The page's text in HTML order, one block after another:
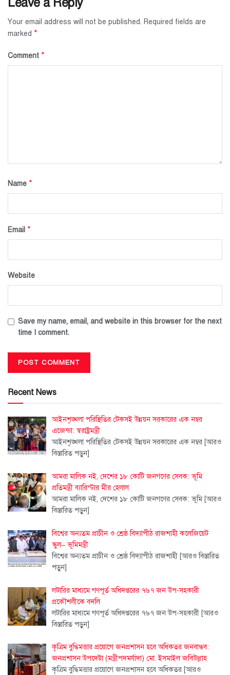
Your email address will not be published. Required fields are
marked *
Comment *
Name *
Email *
Website
Save my name, email, and website in this browser for the next
time I comment.
Recent News
আইনশৃঙ্খলা পরিস্থিতির টেকসই উন্নয়ন সরকারের এক নম্বর
এজেন্ডা: স্বরাষ্ট্রমন্ত্রী
আইনশৃঙ্খলা পরিস্থিতির টেকসই উন্নয়ন সরকারের এক নম্বর [আরও
বিস্তারিত পড়ুন]
আমরা মালিক নই, দেশের ১৮ কোটি জনগণের সেবক: ভূমি
প্রতিমন্ত্রী ব্যারিস্টার মীর হেলাল
আমরা মালিক নই, দেশের ১৮ কোটি জনগণের সেবক: ভূমি [আরও
বিস্তারিত পড়ুন]
বিশ্বের অন্যতম প্রাচীন ও শ্রেষ্ঠ বিদ্যাপীঠ রাজশাহী কলেজিয়েট
স্কুল– ভূমিমন্ত্রী
বিশ্বের অন্যতম প্রাচীন ও শ্রেষ্ঠ বিদ্যাপীঠ রাজশাহী [আরও বিস্তারিত
পড়ুন]
লটারির মাধ্যমে গণপূর্ত অধিদপ্তরের ৭৬৭ জন উপ-সহকারী
প্রকৌশলীকে বদলি
লটারির মাধ্যমে গণপূর্ত অধিদপ্তরের ৭৬৭ জন উপ-সহকারী [আরও
বিস্তারিত পড়ুন]
কৃত্রিম বুদ্ধিমত্তার প্রয়োগে জনপ্রশাসন হবে অধিকতর জনবান্ধব:
জনপ্রশাসন উপদেষ্টা (মন্ত্রীপদমর্যাদা) মো. ইসমাইল জবিউল্লাহ
কৃত্রিম বুদ্ধিমত্তার প্রয়োগে জনপ্রশাসন হবে অধিকতর [আরও